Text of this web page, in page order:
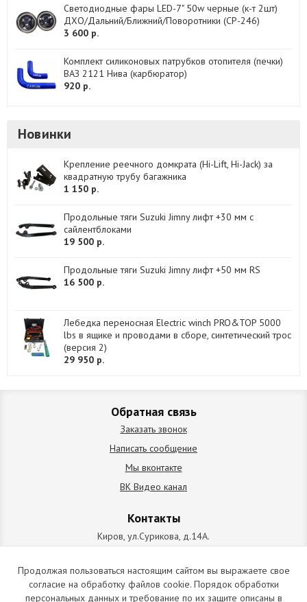
Светодиодные фары LED-7" 50w черные (к-т 2шт)
ДХО/Дальний/Ближний/Поворотники (CP-246)
3 600 р.
Комплект силиконовых патрубков отопителя (печки)
ВАЗ 2121 Нива (карбюратор)
920 р.
Новинки
Крепление реечного домкрата (Hi-Lift, Hi-Jack) за
квадратную трубу багажника
1 150 р.
Продольные тяги Suzuki Jimny лифт +30 мм с
сайлентблоками
19 500 р.
Продольные тяги Suzuki Jimny лифт +50 мм RS
16 500 р.
Лебедка переносная Electric winch PRO&TOP 5000
lbs в ящике и проводами в сборе, синтетический трос
(версия 2)
29 950 р.
Обратная связь
Заказать звонок
Написать сообщение
Мы вконтакте
ВК Видео канал
Контакты
Киров, ул.Сурикова, д.14А.
схема проезда
+7 (912) 827-92-55
ИП Позолотин Евгений Валерьевич
Продолжая пользоваться настоящим сайтом вы выражаете свое
согласие на обработку файлов cookie. Порядок обработки
персональных данных и требование по их защите описаны в